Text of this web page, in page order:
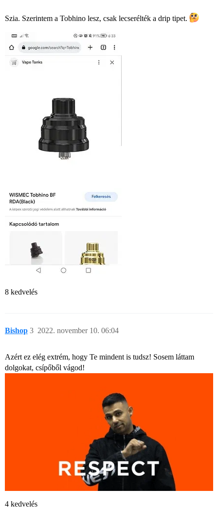
Szia. Szerintem a Tobhino lesz, csak lecserélték a drip tipet.
8 kedvelés
Bishop 2022. november 10. 06:04
3
Azért ez elég extrém, hogy Te mindent is tudsz! Sosem láttam
dolgokat, csípőből vágod!
4 kedvelés